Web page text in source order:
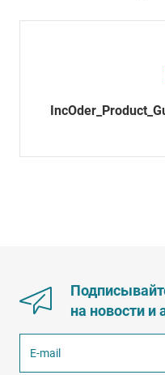
на новости и